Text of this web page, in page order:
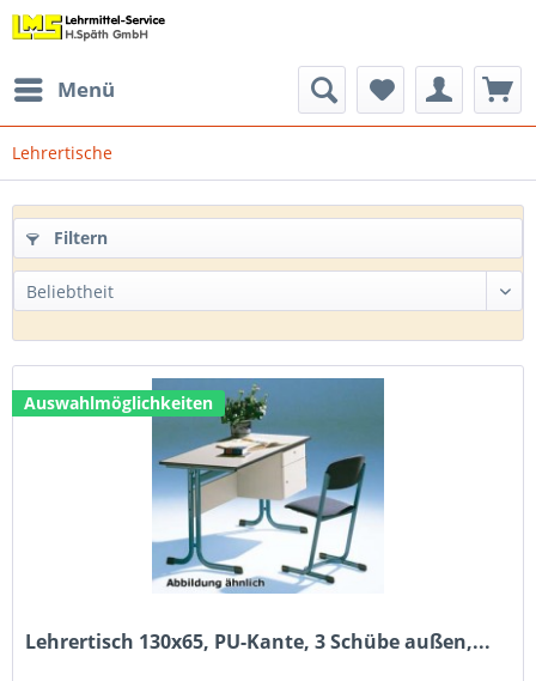
Menü
Lehrertische
Filtern
Auswahlmöglichkeiten
Lehrertisch 130x65, PU-Kante, 3 Schübe außen,...